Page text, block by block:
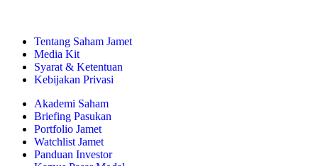
Tentang Saham Jamet
Media Kit
Syarat & Ketentuan
Kebijakan Privasi
Akademi Saham
Briefing Pasukan
Portfolio Jamet
Watchlist Jamet
Panduan Investor